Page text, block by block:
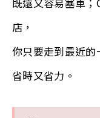
既遠又容易塞車
店，
你只要走到最近的
省時又省力。